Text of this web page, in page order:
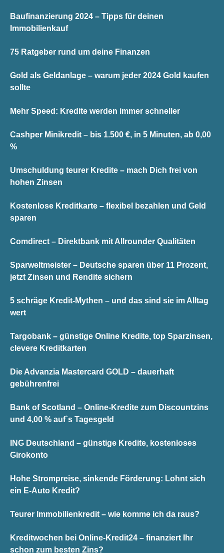
Baufinanzierung 2024 – Tipps für deinen
Immobilienkauf
75 Ratgeber rund um deine Finanzen
Gold als Geldanlage – warum jeder 2024 Gold kaufen
sollte
Mehr Speed: Kredite werden immer schneller
Cashper Minikredit – bis 1.500 €, in 5 Minuten, ab 0,00
%
Umschuldung teurer Kredite – mach Dich frei von
hohen Zinsen
Kostenlose Kreditkarte – flexibel bezahlen und Geld
sparen
Comdirect – Direktbank mit Allrounder Qualitäten
Sparweltmeister – Deutsche sparen über 11 Prozent,
jetzt Zinsen und Rendite sichern
5 schräge Kredit-Mythen – und das sind sie im Alltag
wert
Targobank – günstige Online Kredite, top Sparzinsen,
clevere Kreditkarten
Die Advanzia Mastercard GOLD – dauerhaft
gebührenfrei
Bank of Scotland – Online-Kredite zum Discountzins
und 4,00 % auf`s Tagesgeld
ING Deutschland – günstige Kredite, kostenloses
Girokonto
Hohe Strompreise, sinkende Förderung: Lohnt sich
ein E-Auto Kredit?
Teurer Immobilienkredit – wie komme ich da raus?
Kreditwochen bei Online-Kredit24 – finanziert Ihr
schon zum besten Zins?